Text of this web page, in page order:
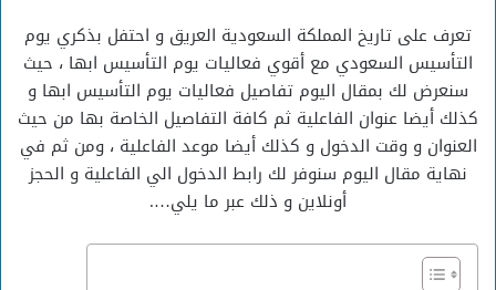
‏تعرف على تاريخ المملكة السعودية العريق و احتفل بذكري يوم
التأسيس السعودي مع أقوي فعاليات يوم التأسيس ابها ، حيث
سنعرض لك بمقال اليوم تفاصيل فعاليات يوم التأسيس ابها و
كذلك أيضا عنوان الفاعلية ثم كافة التفاصيل الخاصة بها من حيث
العنوان و وقت الدخول و كذلك أيضا موعد الفاعلية ، ومن ثم في
نهاية مقال اليوم سنوفر لك رابط الدخول الي الفاعلية و الحجز
أونلاين و ذلك عبر ما يلي….